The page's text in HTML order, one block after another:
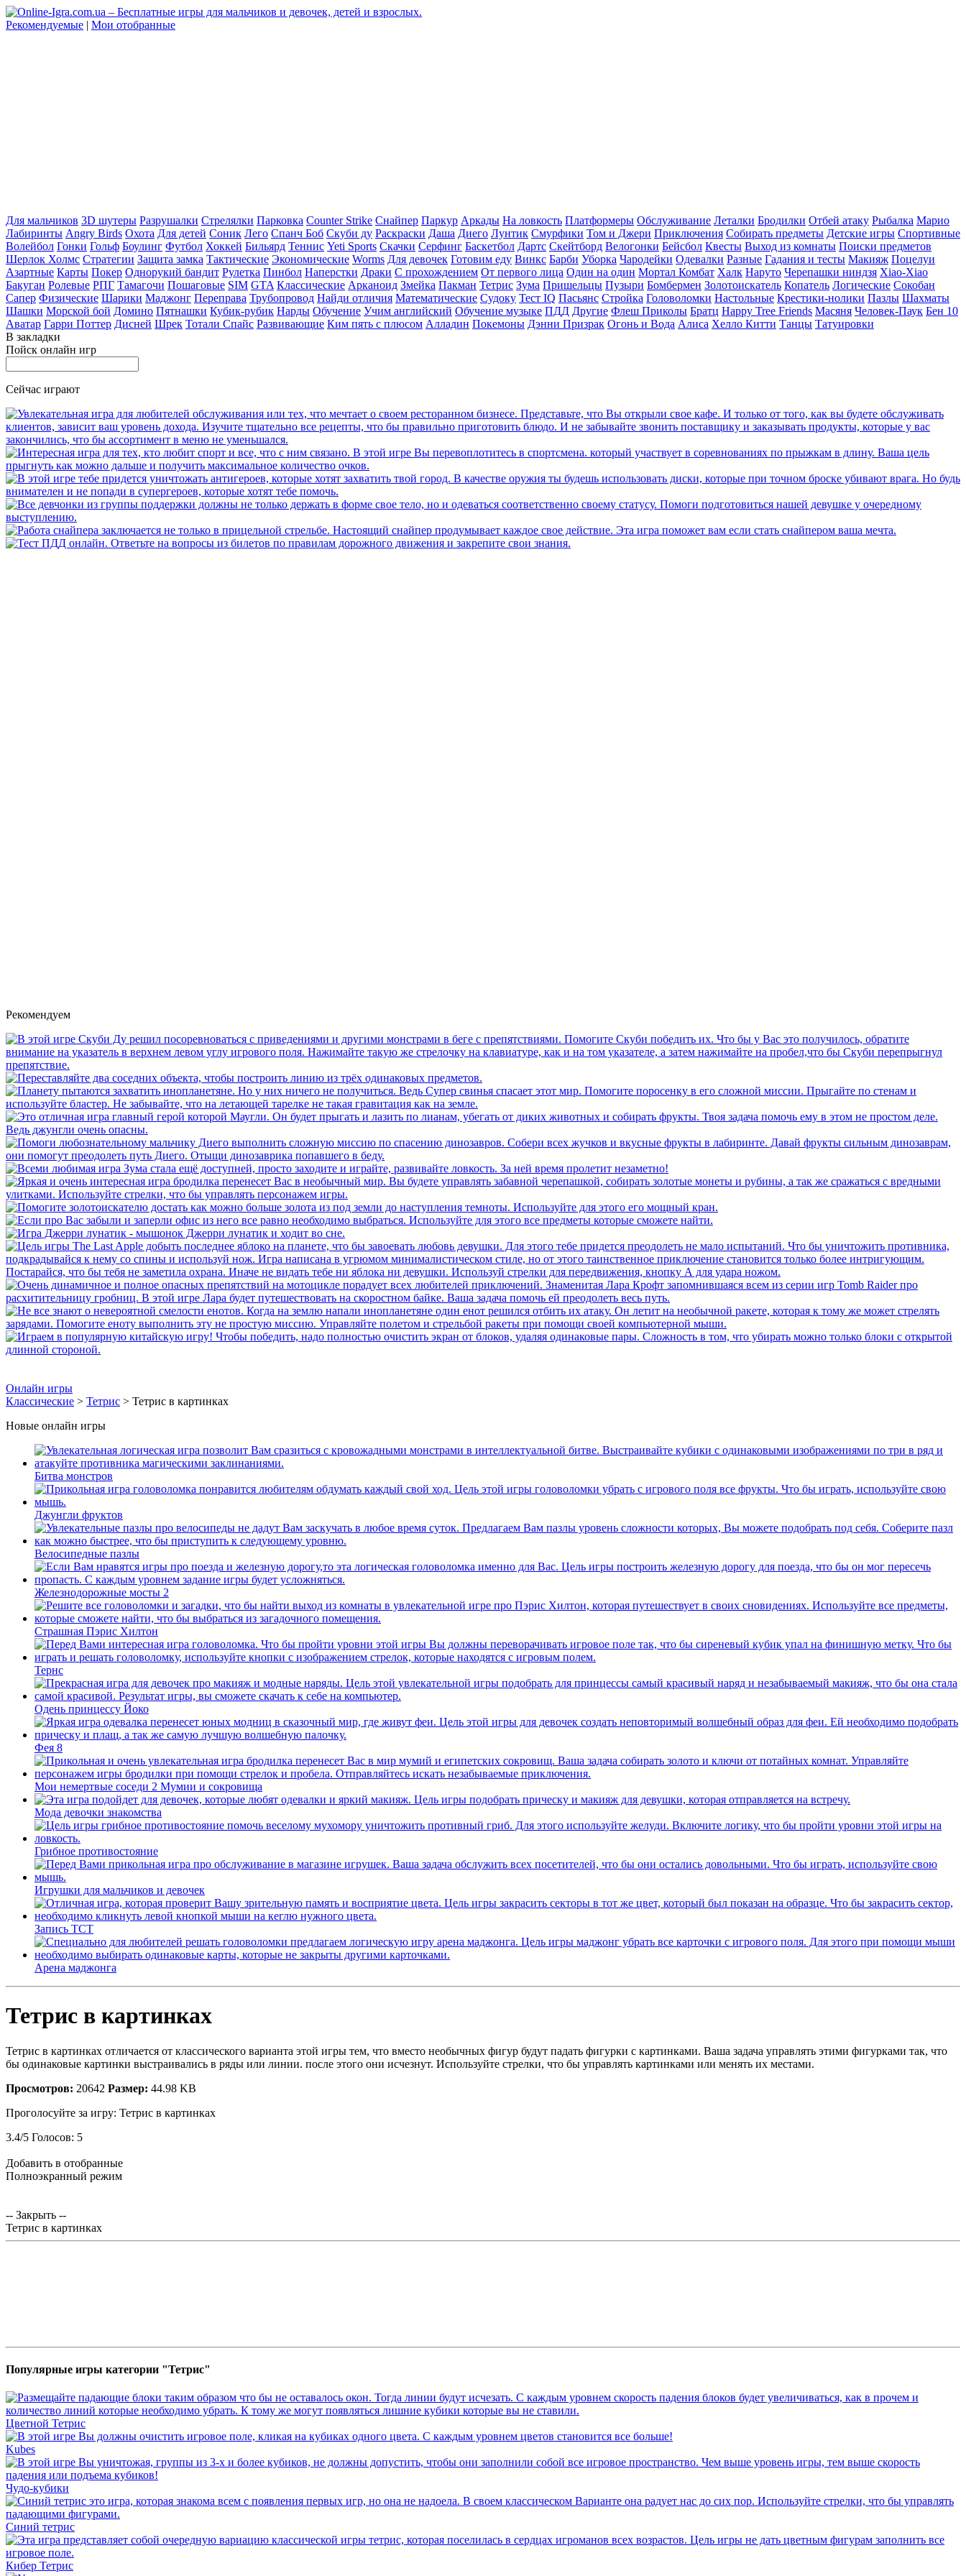
Рекомендуемые | Мои отобранные
Для мальчиков 3D шутеры Разрушалки Стрелялки Парковка Counter Strike Снайпер Паркур Аркады На ловкость Платформеры Обслуживание Леталки Бродилки Отбей атаку Рыбалка Марио
Лабиринты Angry Birds Охота Для детей Соник Лего Спанч Боб Скуби ду Раскраски Даша Диего Лунтик Смурфики Том и Джери Приключения Собирать предметы Детские игры Спортивные
Волейбол Гонки Гольф Боулинг Футбол Хоккей Бильярд Теннис Yeti Sports Скачки Серфинг Баскетбол Дартс Скейтборд Велогонки Бейсбол Квесты Выход из комнаты Поиски предметов
Шерлок Холмс Стратегии Защита замка Тактические Экономические Worms Для девочек Готовим еду Винкс Барби Уборка Чародейки Одевалки Разные Гадания и тесты Макияж Поцелуи
Азартные Карты Покер Однорукий бандит Рулетка Пинбол Наперстки Драки С прохождением От первого лица Один на один Мортал Комбат Халк Наруто Черепашки ниндзя Xiao-Xiao
Бакуган Ролевые РПГ Тамагочи Пошаговые SIM GTA Классические Арканоид Змейка Пакман Тетрис Зума Пришельцы Пузыри Бомбермен Золотоискатель Копатель Логические Сокобан
Сапер Физические Шарики Маджонг Переправа Трубопровод Найди отличия Математические Судоку Тест IQ Пасьянс Стройка Головоломки Настольные Крестики-нолики Пазлы Шахматы
Шашки Морской бой Домино Пятнашки Кубик-рубик Нарды Обучение Учим английский Обучение музыке ПДД Другие Флеш Приколы Братц Happy Tree Friends Масяня Человек-Паук Бен 10
Аватар Гарри Поттер Дисней Шрек Тотали Спайс Развивающие Ким пять с плюсом Алладин Покемоны Дэнни Призрак Огонь и Вода Алиса Хелло Китти Танцы Татуировки
В закладки
Пойск онлайн игр
Сейчас играют
Рекомендуем
Онлайн игры
Классические > Тетрис > Тетрис в картинках
Новые онлайн игры
Битва монстров
Джунгли фруктов
Велосипедные пазлы
Железнодорожные мосты 2
Страшная Пэрис Хилтон
Тернс
Одень принцессу Йоко
Фея 8
Мои немертвые соседи 2 Мумии и сокровища
Мода девочки знакомства
Грибное противостояние
Игрушки для мальчиков и девочек
Запись ТСТ
Арена маджонга
Тетрис в картинках
Тетрис в картинках отличается от классического варианта этой игры тем, что вместо необычных фигур будут падать фигурки с картинками. Ваша задача управлять этими фигурками так, что
бы одинаковые картинки выстраивались в ряды или линии. после этого они исчезнут. Используйте стрелки, что бы управлять картинками или менять их местами.
Просмотров: 20642 Размер: 44.98 KB
Проголосуйте за игру: Тетрис в картинках
3.4/5 Голосов: 5
Добавить в отобранные
Полноэкранный режим
-- Закрыть --
Тетрис в картинках
Популярные игры категории "Тетрис"
Цветной Тетрис
Kubes
Чудо-кубики
Синий тетрис
Кибер Тетрис